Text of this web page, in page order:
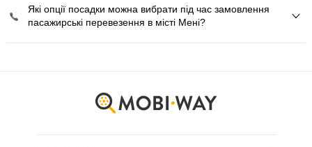
Які опції посадки можна вибрати під час замовлення
пасажирські перевезення в місті Мені?